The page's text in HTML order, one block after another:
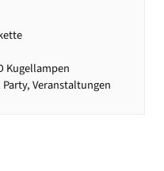
Kugellampen
Veranstaltungen